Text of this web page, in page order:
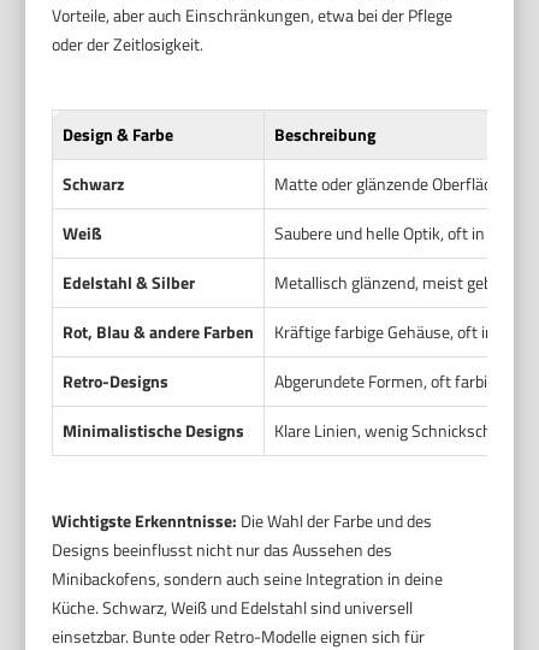
Vorteile, aber auch Einschränkungen, etwa bei der Pflege
oder der Zeitlosigkeit.
Design & Farbe
Beschreibung
Schwarz
Matte oder glänzende Oberfläche,
Weiß
Saubere und helle Optik, oft in
Edelstahl & Silber
Metallisch glänzend, meist
Rot, Blau & andere Farben
Kräftige farbige Gehäuse, oft in
Retro-Designs
Abgerundete Formen, oft farbige
Minimalistische Designs
Klare Linien, wenig Schnickschnack,
Wichtigste Erkenntnisse: Die Wahl der Farbe und des
Designs beeinflusst nicht nur das Aussehen des
Minibackofens, sondern auch seine Integration in deine
Küche. Schwarz, Weiß und Edelstahl sind universell
einsetzbar. Bunte oder Retro-Modelle eignen sich für